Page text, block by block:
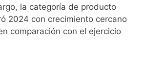
la categoría de producto
2024 con crecimiento cercano
comparación con el ejercicio